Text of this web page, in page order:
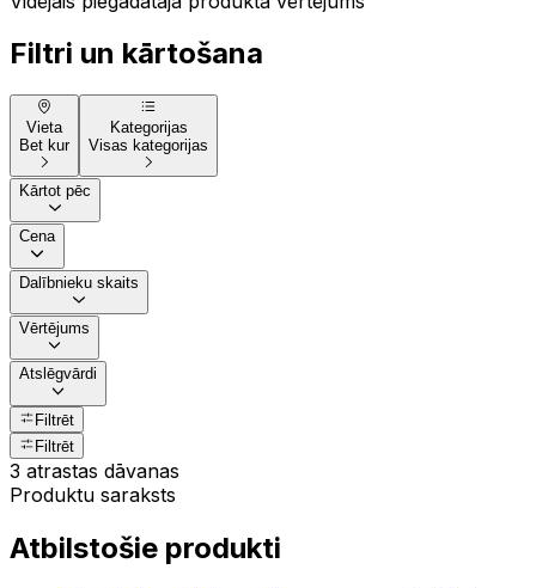
Filtri un kārtošana
Vieta
Bet kur
Kategorijas
Visas kategorijas
Kārtot pēc
Cena
Dalībnieku skaits
Vērtējums
Atslēgvārdi
Filtrēt
Filtrēt
3 atrastas dāvanas
Produktu saraksts
Atbilstošie produkti